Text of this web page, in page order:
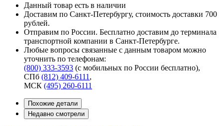
Данный товар есть в наличии
Доставим по Санкт-Петербургу, стоимость доставки 700
рублей.
Отправим по России. Бесплатно доставим до терминала
транспортной компании в Санкт-Петербурге.
Любые вопросы связанные с данным товаром можно
уточнить по телефонам:
(800) 333-3593 (с мобильных по России бесплатно),
СПб (812) 409-6111 ,
МСК (495) 260-6111
Похожие детали
Недавно смотрели